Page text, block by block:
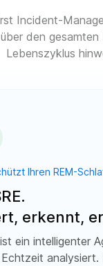
Incident-
den
Lebenszyklus
Ihren REM-
erkennt,
ein intelligenter
analysiert.